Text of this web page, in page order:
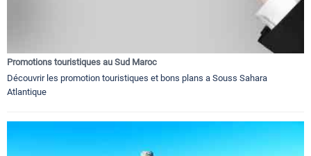
Promotions touristiques au Sud Maroc
Découvrir les promotion touristiques et bons plans a Souss Sahara
Atlantique